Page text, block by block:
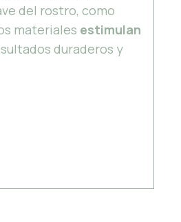
del rostro, como
materiales estimulan
duraderos y